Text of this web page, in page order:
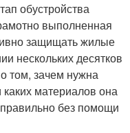
обустройства
выполненная
защищать жилые
нескольких десятков
том, зачем нужна
материалов она
без помощи